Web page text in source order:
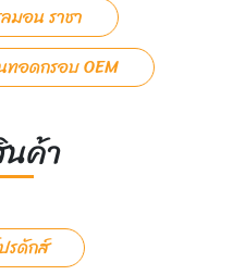
มอน ราชา
อดกรอบ OEM
ค้า
รดักส์